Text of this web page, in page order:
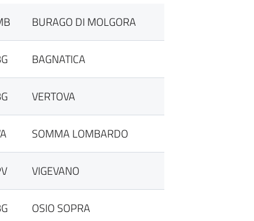
BURAGO DI MOLGORA
BAGNATICA
VERTOVA
SOMMA LOMBARDO
VIGEVANO
OSIO SOPRA